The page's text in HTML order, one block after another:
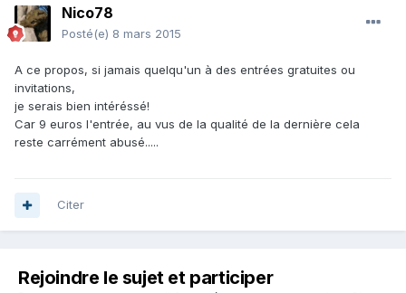
Nico78
Posté(e) 8 mars 2015
A ce propos, si jamais quelqu'un à des entrées gratuites ou
invitations,
je serais bien intéréssé!
Car 9 euros l'entrée, au vus de la qualité de la dernière cela
reste carrément abusé.....
Citer
Rejoindre le sujet et participer